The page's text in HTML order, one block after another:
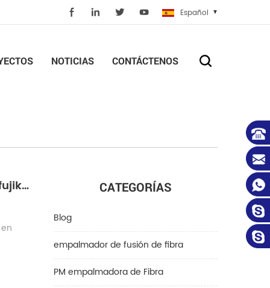
Español
NOTICIAS CONTÁCTENOS
CATEGORÍAS
Blog
empalmador de fusión de fibra
PM empalmadora de Fibra
empalmador de fusión de alineación de revestimiento chino vs empalmador de fusión fujikura 22s